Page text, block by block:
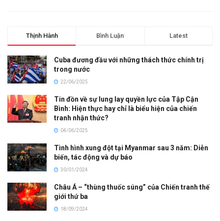
Thịnh Hành Bình Luận Latest
Cuba đương đầu với những thách thức chính trị
trong nước
22/06/2025
Tin đồn về sự lung lay quyền lực của Tập Cận
Bình: Hiện thực hay chỉ là biểu hiện của chiến
tranh nhận thức?
04/06/2025
Tình hình xung đột tại Myanmar sau 3 năm: Diễn
biến, tác động và dự báo
30/01/2024
Châu Á – “thùng thuốc súng” của Chiến tranh thế
giới thứ ba
18/09/2024